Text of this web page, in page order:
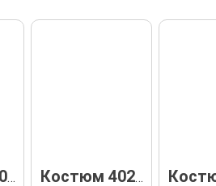
Костюм 31033 Костюм 40236